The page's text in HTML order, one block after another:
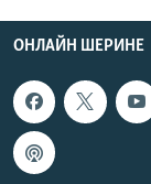
ОНЛАЙН ШЕРИНЕ